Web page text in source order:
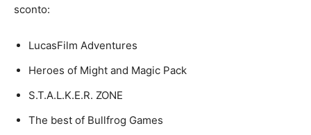
sconto:
LucasFilm Adventures
Heroes of Might and Magic Pack
S.T.A.L.K.E.R. ZONE
The best of Bullfrog Games